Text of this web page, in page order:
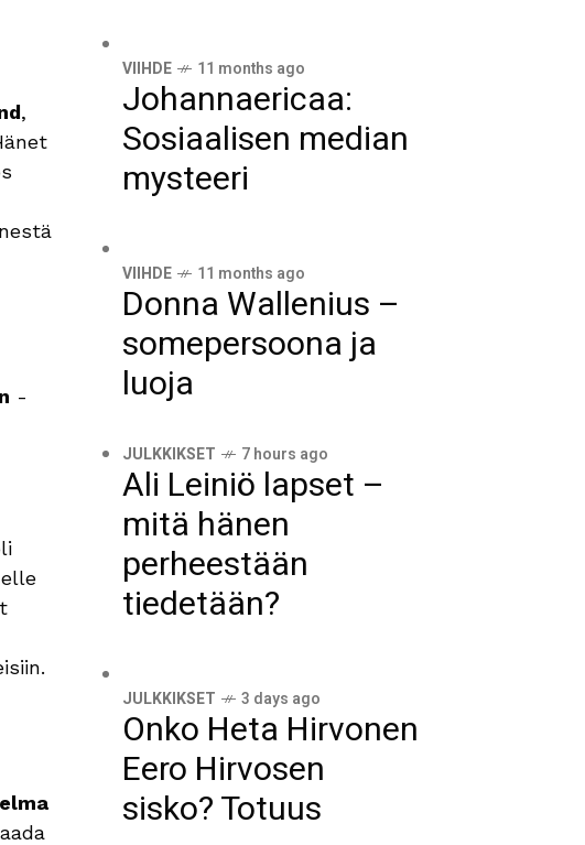
,
-
VIIHDE 11 months ago
Johannaericaa:
Sosiaalisen median
mysteeri
VIIHDE 11 months ago
Donna Wallenius –
somepersoona ja
luoja
JULKKIKSET 7 hours ago
Ali Leiniö lapset –
mitä hänen
perheestään
tiedetään?
JULKKIKSET 3 days ago
Onko Heta Hirvonen
Eero Hirvosen
sisko? Totuus